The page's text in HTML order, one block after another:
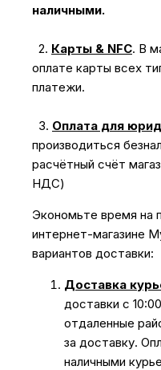
наличными.
2. Карты & NFC. В
оплате карты всех
платежи.
3. Оплата для
производиться
расчётный счёт
НДС)
Экономьте время на
интернет-магазине
вариантов доставки:
Доставка
доставки с
отдаленные
за доставку.
наличными